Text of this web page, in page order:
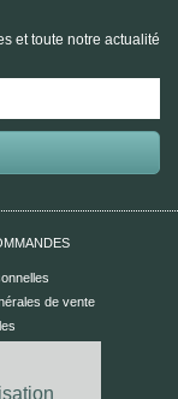
et toute notre actualité
de vente